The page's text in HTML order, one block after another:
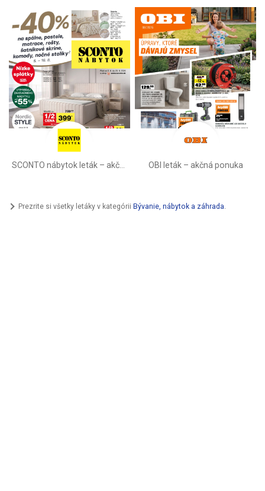
SCONTO nábytok leták – akčná ponuka OBI leták –⁠ akčná ponuka
Prezrite si všetky letáky v kategórii Bývanie, nábytok a záhrada.